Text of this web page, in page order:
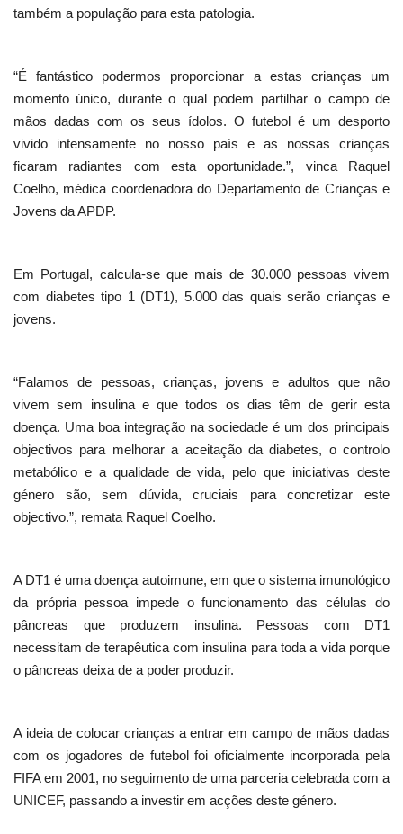
também a população para esta patologia.
“É fantástico podermos proporcionar a estas crianças um
momento único, durante o qual podem partilhar o campo de
mãos dadas com os seus ídolos. O futebol é um desporto
vivido intensamente no nosso país e as nossas crianças
ficaram radiantes com esta oportunidade.”, vinca Raquel
Coelho, médica coordenadora do Departamento de Crianças e
Jovens da APDP.
Em Portugal, calcula-se que mais de 30.000 pessoas vivem
com diabetes tipo 1 (DT1), 5.000 das quais serão crianças e
jovens.
“Falamos de pessoas, crianças, jovens e adultos que não
vivem sem insulina e que todos os dias têm de gerir esta
doença. Uma boa integração na sociedade é um dos principais
objectivos para melhorar a aceitação da diabetes, o controlo
metabólico e a qualidade de vida, pelo que iniciativas deste
género são, sem dúvida, cruciais para concretizar este
objectivo.”, remata Raquel Coelho.
A DT1 é uma doença autoimune, em que o sistema imunológico
da própria pessoa impede o funcionamento das células do
pâncreas que produzem insulina. Pessoas com DT1
necessitam de terapêutica com insulina para toda a vida porque
o pâncreas deixa de a poder produzir.
A ideia de colocar crianças a entrar em campo de mãos dadas
com os jogadores de futebol foi oficialmente incorporada pela
FIFA em 2001, no seguimento de uma parceria celebrada com a
UNICEF, passando a investir em acções deste género.